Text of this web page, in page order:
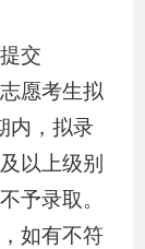
交
愿考生拟
内，拟录
以上级别
予录取。
如有不符